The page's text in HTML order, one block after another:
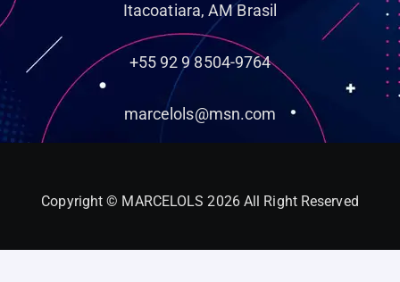
Itacoatiara, AM Brasil
+55 92 9 8504-9764
marcelols@msn.com
Copyright © MARCELOLS 2026 All Right Reserved